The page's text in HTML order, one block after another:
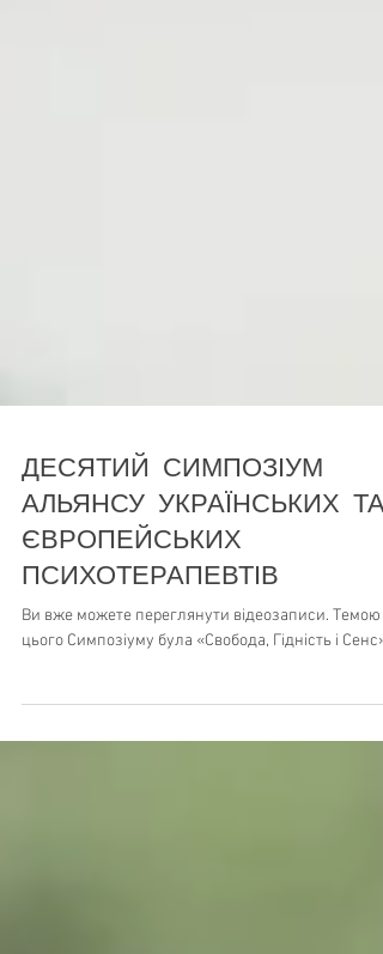
ДЕСЯТИЙ СИМПОЗІУМ
АЛЬЯНСУ УКРАЇНСЬКИХ ТА
ЄВРОПЕЙСЬКИХ
ПСИХОТЕРАПЕВТІВ
цього Симпозіуму була «Свобода, Гідність і Сенс».